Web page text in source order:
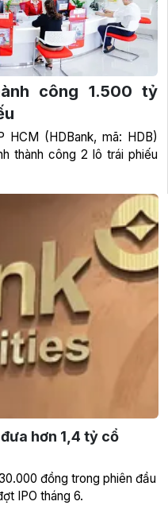
hơn 1,4 tỷ cổ
đồng trong phiên đầu
IPO tháng 6.
công 1.500 tỷ
HCM (HDBank, mã: HDB)
thành công 2 lô trái phiếu